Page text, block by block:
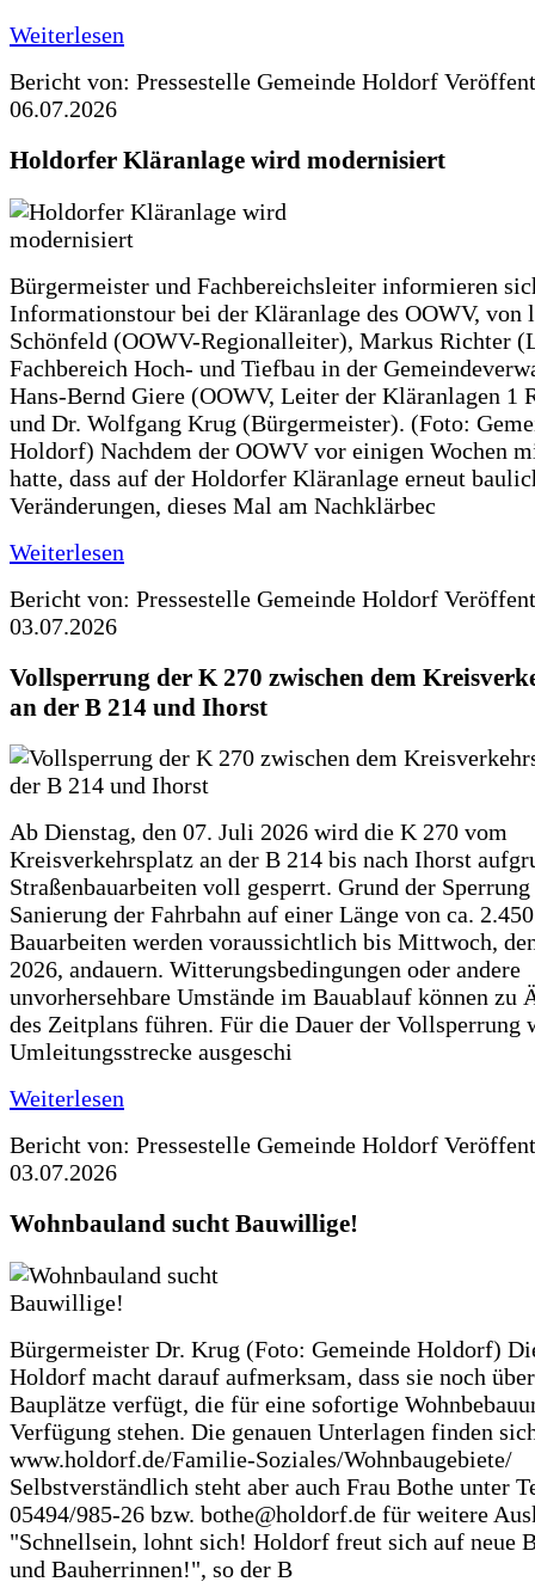
Weiterlesen
Bericht von: Pressestelle Gemeinde Holdorf
06.07.2026
Holdorfer Kläranlage wird modernisiert
Bürgermeister und Fachbereichsleiter informieren
Informationstour bei der Kläranlage des OOWV, von
Schönfeld (OOWV-Regionalleiter), Markus Richter
Fachbereich Hoch- und Tiefbau in der
Hans-Bernd Giere (OOWV, Leiter der Kläranlagen 1
und Dr. Wolfgang Krug (Bürgermeister). (Foto:
Holdorf) Nachdem der OOWV vor einigen Wochen
hatte, dass auf der Holdorfer Kläranlage erneut
Veränderungen, dieses Mal am Nachklärbec
Weiterlesen
Bericht von: Pressestelle Gemeinde Holdorf
03.07.2026
Vollsperrung der K 270 zwischen dem
an der B 214 und Ihorst
Ab Dienstag, den 07. Juli 2026 wird die K 270 vom
Kreisverkehrsplatz an der B 214 bis nach Ihorst
Straßenbauarbeiten voll gesperrt. Grund der
Sanierung der Fahrbahn auf einer Länge von ca.
Bauarbeiten werden voraussichtlich bis Mittwoch,
2026, andauern. Witterungsbedingungen oder andere
unvorhersehbare Umstände im Bauablauf können zu
des Zeitplans führen. Für die Dauer der Vollsperrung
Umleitungsstrecke ausgeschi
Weiterlesen
Bericht von: Pressestelle Gemeinde Holdorf
03.07.2026
Wohnbauland sucht Bauwillige!
Bürgermeister Dr. Krug (Foto: Gemeinde Holdorf)
Holdorf macht darauf aufmerksam, dass sie noch
Bauplätze verfügt, die für eine sofortige
Verfügung stehen. Die genauen Unterlagen finden
www.holdorf.de/Familie-Soziales/Wohnbaugebiete/
Selbstverständlich steht aber auch Frau Bothe unter
05494/985-26 bzw. bothe@holdorf.de für weitere
"Schnellsein, lohnt sich! Holdorf freut sich auf neue
und Bauherrinnen!", so der B